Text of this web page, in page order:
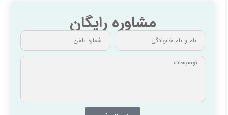
مشاوره رایگان